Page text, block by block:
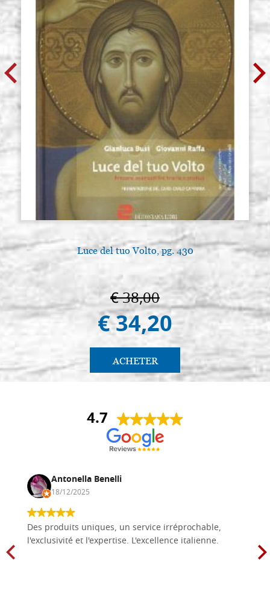
Luce del tuo Volto, pg. 430
€ 38,00
€ 34,20
ACHETER
4.7
Antonella Benelli
18/12/2025
Des produits uniques, un service irréprochable,
l'exclusivité et l'expertise. L'excellence italienne.